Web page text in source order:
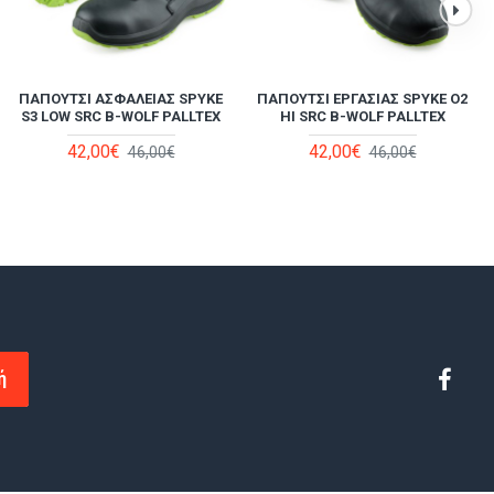
ΑΔΙΆΒΡΟΧΟ JACKET PVC
PORTWEST S440 NAVY
18,50€ 20,50€
ΑΔΙΆΒΡΟΧΟ JACKET PVC
PORTWEST S440 ΚΊΤΡΙΝΟ
18,50€ 20,50€
ΠΑΠΟΎΤΣΙ ΑΣΦΑΛΕΊΑΣ SPYKE
S3 LOW SRC B-WOLF PALLTEX
42,00€ 46,00€
ΠΑΠΟΎΤΣΙ ΕΡΓΑΣΊΑΣ SPYKE Ο2
HI SRC B-WOLF PALLTEX
42,00€ 46,00€